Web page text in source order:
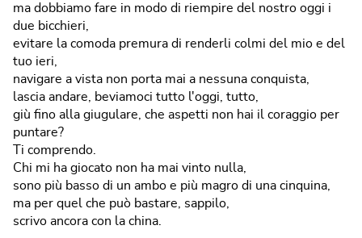
ma dobbiamo fare in modo di riempire del nostro oggi i
due bicchieri,
evitare la comoda premura di renderli colmi del mio e del
tuo ieri,
navigare a vista non porta mai a nessuna conquista,
lascia andare, beviamoci tutto l'oggi, tutto,
giù fino alla giugulare, che aspetti non hai il coraggio per
puntare?
Ti comprendo.
Chi mi ha giocato non ha mai vinto nulla,
sono più basso di un ambo e più magro di una cinquina,
ma per quel che può bastare, sappilo,
scrivo ancora con la china.